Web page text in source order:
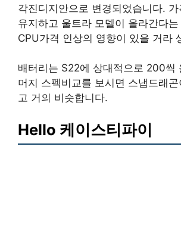
각진디지안으로 변경되었습니다.
유지하고 울트라 모델이 올라간다
CPU가격 인상의 영향이 있을 거라
배터리는 S22에 상대적으로 200씩
머지 스펙비교를 보시면 스냅드래
고 거의 비슷합니다.
Hello 케이스티파이